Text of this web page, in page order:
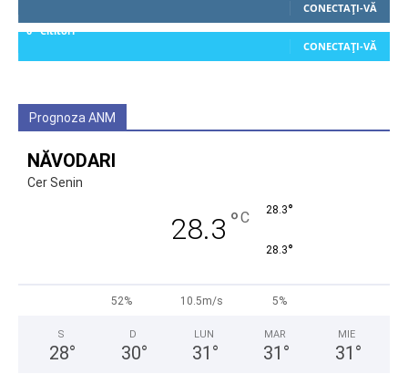
CONECTAȚI-VĂ
0 Cititori
CONECTAȚI-VĂ
Prognoza ANM
NĂVODARI
Cer Senin
28.3 °C 28.3°
28.3°
52% 10.5m/s 5%
S
28°
D
30°
LUN
31 °
MAR
31 °
MIE
31 °